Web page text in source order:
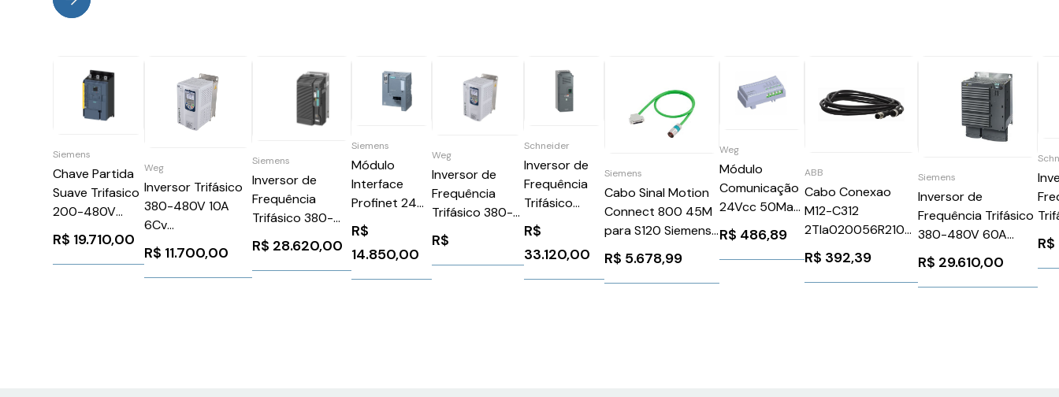
Siemens
Chave Partida
Suave Trifasico
200-480V
210A 110-250V
3RW55436HF14
Siemens
R$ 19.710,00
Weg
Inversor Trifásico
380-480V 10A
6Cv
CFW110010T4OWZ
WEG Weg
11089239
R$ 11.700,00
Siemens
Inversor de
Frequência
Trifásico 380-
480V 55Kw
Sinamics G120C
Siemens
R$ 28.620,00
Siemens
Módulo
Interface
Profinet 24
Vcc Siemens
6GK14115AB10
R$
14.850,00
Weg
Inversor de
Frequência
Trifásico 380-
480V 13,5a
7,5CV CFW11
CFW110013T4SZ
R$
Schneider
Inversor de
Frequência
Trifásico
380-460V
250A 175CV
Atv610
ATV610C13N4
R$
33.120,00
Siemens
Cabo Sinal Motion
Connect 800 45M
para S120 Siemens
6FX80022EQ101EF0
R$ 5.678,99
Weg
Módulo
Comunicação
24Vcc 50Ma
Cfw300
CFW300CCAN
Weg 13014718
R$ 486,89
ABB
Cabo Conexao
M12-C312
2Tla020056R2100
M12C312 - ABB
2TLA020056R2100
R$ 392,39
Siemens
Inversor de
Frequência Trifásico
380-480V 60A
40CV Rfi G120
Siemens
6SL32250BE322AA0
R$ 29.610,00
R$